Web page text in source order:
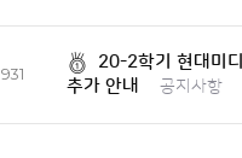
931
20-2학기 현대미
추가 안내
공지사항